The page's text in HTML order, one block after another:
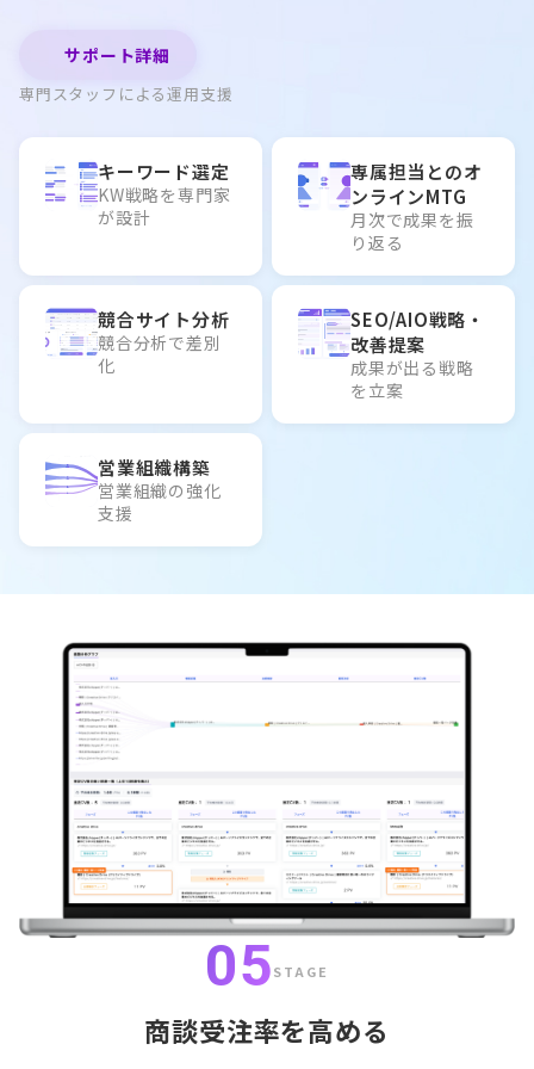
サポート詳細
専門スタッフによる運用支援
キーワード選定
KW戦略を専門家
が設計
専属担当とのオ
ンラインMTG
月次で成果を振
り返る
競合サイト分析
競合分析で差別
化
SEO/AIO戦略・
改善提案
成果が出る戦略
を立案
営業組織構築
営業組織の強化
支援
05STAGE
商談受注率を高める